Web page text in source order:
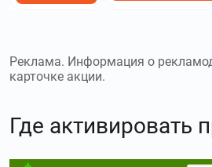
Реклама. Информация о
карточке акции.
Где активировать